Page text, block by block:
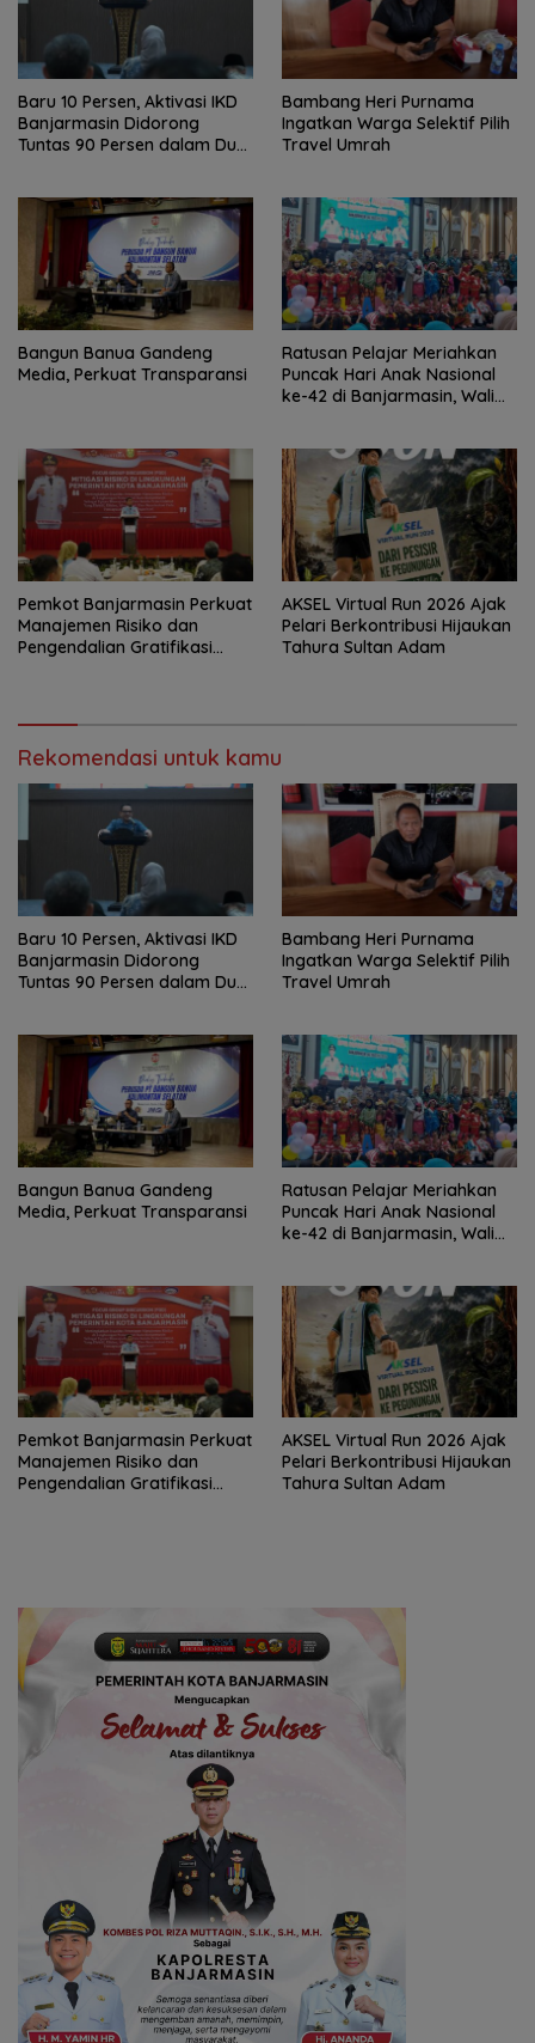
Baru 10 Persen, Aktivasi IKD
Banjarmasin Didorong
Tuntas 90 Persen dalam Dua
Bambang Heri Purnama
Ingatkan Warga Selektif Pilih
Travel Umrah
Bangun Banua Gandeng
Media, Perkuat Transparansi
Ratusan Pelajar Meriahkan
Puncak Hari Anak Nasional
ke-42 di Banjarmasin, Wali
Pemkot Banjarmasin Perkuat
Manajemen Risiko dan
Pengendalian Gratifikasi
AKSEL Virtual Run 2026 Ajak
Pelari Berkontribusi Hijaukan
Tahura Sultan Adam
Rekomendasi untuk kamu
Baru 10 Persen, Aktivasi IKD
Banjarmasin Didorong
Tuntas 90 Persen dalam Dua
Bambang Heri Purnama
Ingatkan Warga Selektif Pilih
Travel Umrah
Bangun Banua Gandeng
Media, Perkuat Transparansi
Ratusan Pelajar Meriahkan
Puncak Hari Anak Nasional
ke-42 di Banjarmasin, Wali
Pemkot Banjarmasin Perkuat
Manajemen Risiko dan
Pengendalian Gratifikasi
AKSEL Virtual Run 2026 Ajak
Pelari Berkontribusi Hijaukan
Tahura Sultan Adam